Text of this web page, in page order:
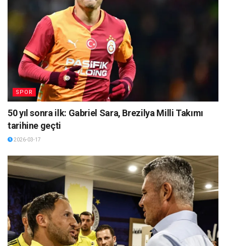
SPOR
50 yıl sonra ilk: Gabriel Sara, Brezilya Milli Takımı
tarihine geçti
2026-03-17